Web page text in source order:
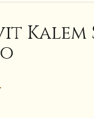
Kalem